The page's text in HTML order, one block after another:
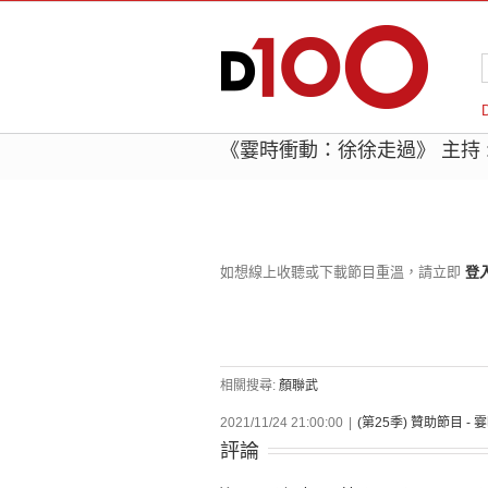
《霎時衝動：徐徐走過》 主持
如想線上收聽或下載節目重溫，請立即 登
相關搜尋: 顏聯武
2021/11/24 21:00:00 (第25季) 贊助節目 -
評論